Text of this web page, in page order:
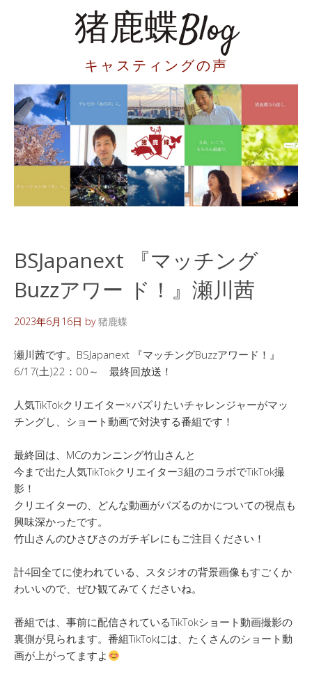
猪鹿蝶Blog
キャスティングの声
BSJapanext 『マッチング
Buzzアワー ド！』瀬川茜
2023年6月16日 by猪鹿蝶
瀬川茜です。BSJapanext 『マッチングBuzzアワード！』
6/17(土)22：00～ 最終回放送！
人気TikTokクリエイター×バズりたいチャレンジャーがマッ
チングし、ショート動画で対決する番組です！
最終回は、MCのカンニング竹山さんと
今まで出た人気TikTokクリエイター3組のコラボでTikTok撮
影！
クリエイターの、どんな動画がバズるのかについての視点も
興味深かったです。
竹山さんのひさびさのガチギレにもご注目ください！
計4回全てに使われている、スタジオの背景画像もすごくか
わいいので、ぜひ観てみてくださいね。
番組では、事前に配信されているTikTokショート動画撮影の
裏側が見られます。番組TikTokには、たくさんのショート動
画が上がってますよ